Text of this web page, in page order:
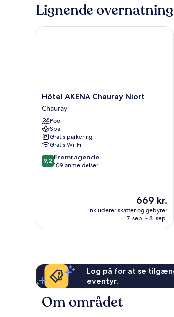
eller
enkeltsenge
Lignende
Hôtel
AKENA
Chauray
Niort
Chauray
Hôtel AKENA Chauray Niort
Chauray
Pool
Spa
Gratis parkering
Gratis Wi-Fi
9.2
ud
9,2 Fremragende
109 anmeldelser
Prisen
er
669 kr.
669 kr.
inkluderer skatter og gebyrer
7. sep. - 8. sep.
Hôtel AKENA Chauray Niort
Log på for at se
eventyr.
Om området